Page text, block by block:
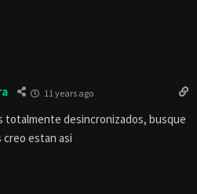
11 years ago
totalmente desincronizados, busque
estan asi